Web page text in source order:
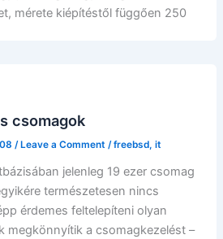
mérete kiépítéstől függően 250
csomagok
/ Leave a Comment /freebsd, it
jelenleg 19 ezer csomag
természetesen nincs
érdemes feltelepíteni olyan
megkönnyítik a csomagkezelést –